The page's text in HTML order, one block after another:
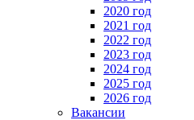
2020 год
2021 год
2022 год
2023 год
2024 год
2025 год
2026 год
Вакансии